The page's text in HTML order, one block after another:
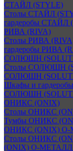
СТАЙЛ (STYLE)
Столы СТАЙЛ
гардеробы СТАЙЛ
РИВА (RIVA)
Столы РИВА
гардеробы РИВА
СОЛЮШН
Столы СОЛЮШН
СОЛЮШН
Шкафы и
СОЛЮШН
ОНИКС (ONIX)
Столы ОНИКС
Тумбы ОНИКС
ОНИКС (ONIX)
Столы ОНИКС
(ONIX) O-МЕТАЛЛ